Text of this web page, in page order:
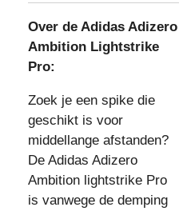
Over de Adidas Adizero
Ambition Lightstrike
Pro:
Zoek je een spike die
geschikt is voor
middellange afstanden?
De Adidas Adizero
Ambition lightstrike Pro
is vanwege de demping